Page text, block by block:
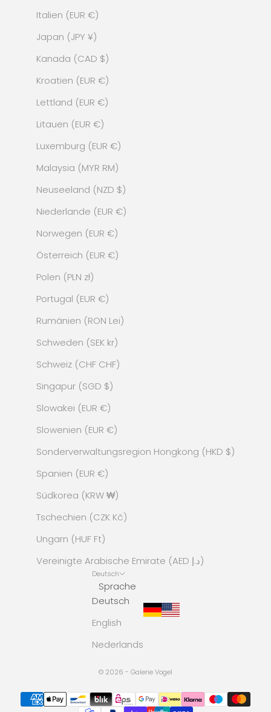
Italien (EUR €)
Japan (JPY ¥)
Kanada (CAD $)
Kroatien (EUR €)
Lettland (EUR €)
Litauen (EUR €)
Luxemburg (EUR €)
Malaysia (MYR RM)
Neuseeland (NZD $)
Niederlande (EUR €)
Norwegen (EUR €)
Österreich (EUR €)
Polen (PLN zł)
Portugal (EUR €)
Rumänien (RON Lei)
Schweden (SEK kr)
Schweiz (CHF CHF)
Singapur (SGD $)
Slowakei (EUR €)
Slowenien (EUR €)
Sonderverwaltungsregion Hongkong (HKD $)
Spanien (EUR €)
Südkorea (KRW ₩)
Tschechien (CZK Kč)
Ungarn (HUF Ft)
Vereinigte Arabische Emirate (AED د.إ)
Deutsch
Sprache
Deutsch
English
Nederlands
© 2026 - Galerie Vogel